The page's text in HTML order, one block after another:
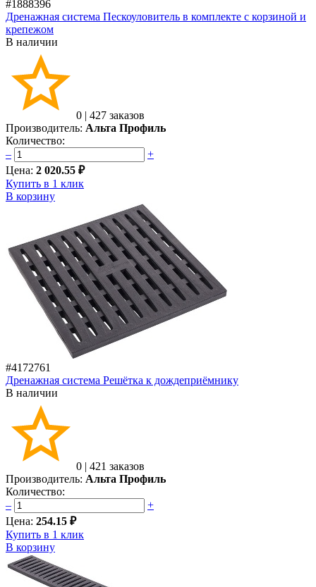
#1888396
Дренажная система Пескоуловитель в комплекте с корзиной и
крепежом
В наличии
0 | 427 заказов
Производитель: Альта Профиль
Количество:
–
+
Цена: 2 020.55 ₽
Купить в 1 клик
В корзину
#4172761
Дренажная система Решётка к дождеприёмнику
В наличии
0 | 421 заказов
Производитель: Альта Профиль
Количество:
–
+
Цена: 254.15 ₽
Купить в 1 клик
В корзину